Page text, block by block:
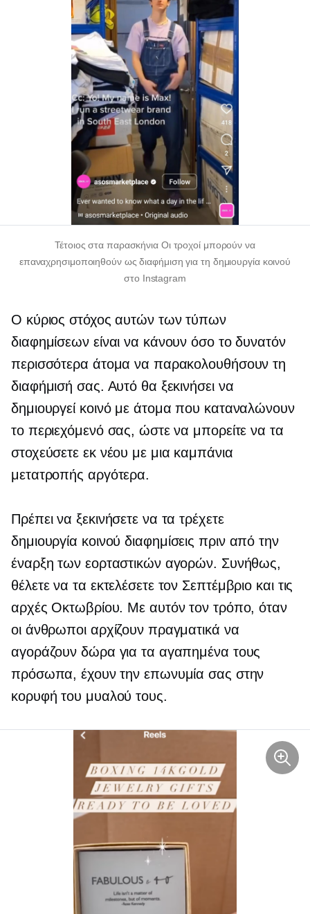
Τέτοιοςστα παρασκήνιαΟι τροχοί μπορούν να
επαναχρησιμοποιηθούν ως διαφήμιση για τη δημιουργία κοινού
στο Instagram
Ο κύριος στόχος αυτών των τύπων
διαφημίσεων είναι να κάνουν όσο το δυνατόν
περισσότερα άτομα να παρακολουθήσουν τη
διαφήμισή σας. Αυτό θα ξεκινήσει να
δημιουργεί κοινό με άτομα που καταναλώνουν
το περιεχόμενό σας, ώστε να μπορείτε να τα
στοχεύσετε εκ νέου με μια καμπάνια
μετατροπής αργότερα.
Πρέπει να ξεκινήσετε να τα τρέχετε
δημιουργία κοινού διαφημίσεις πριν από την
έναρξη των εορταστικών αγορών. Συνήθως,
θέλετε να τα εκτελέσετε τον Σεπτέμβριο και τις
αρχές Οκτωβρίου. Με αυτόν τον τρόπο, όταν
οι άνθρωποι αρχίζουν πραγματικά να
αγοράζουν δώρα για τα αγαπημένα τους
πρόσωπα, έχουν την επωνυμία σας στην
κορυφή του μυαλού τους.